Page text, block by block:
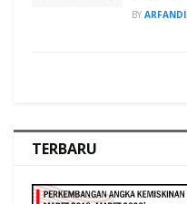
BY ARFANDI
TERBARU